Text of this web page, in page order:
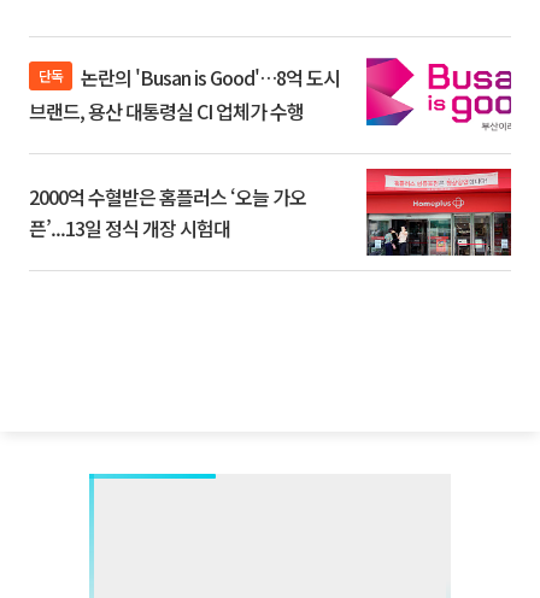
단독
브랜드, 용산 대통령실 CI 업체가 수행
2000억 수혈받은 홈플러스 ‘오늘 가오
픈’...13일 정식 개장 시험대